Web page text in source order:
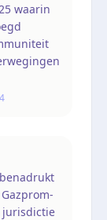
waarin
jurisdictie